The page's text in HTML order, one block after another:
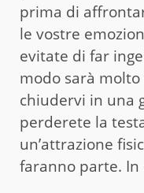
prima di
le vostre
evitate di far
modo sarà
chiudervi in una
perderete la
un’attrazione
faranno parte. In